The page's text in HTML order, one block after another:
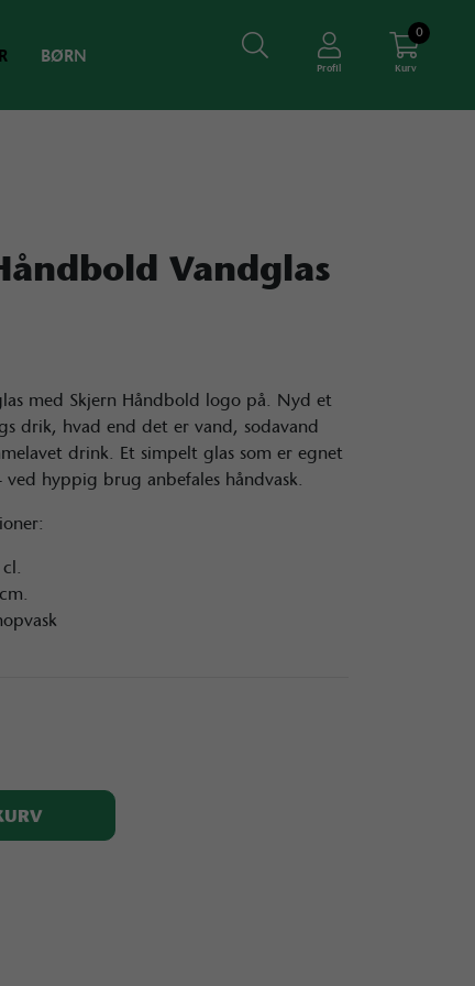
BØRN
Profil Kurv
0
Vandglas
med Skjern Håndbold logo på. Nyd et
drik, hvad end det er vand, sodavand
drink. Et simpelt glas som er egnet
ved hyppig brug anbefales håndvask.